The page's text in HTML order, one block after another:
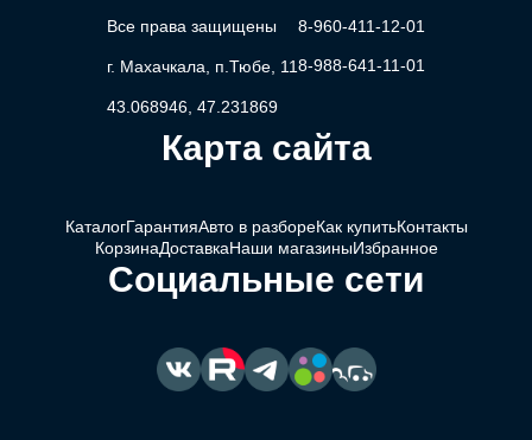
Все права защищены
г. Махачкала, п.Тюбе, 11
43.068946, 47.231869
8-960-411-12-01
8-988-641-11-01
Карта сайта
КаталогГарантияАвто в разбореКак купитьКонтакты
КорзинаДоставкаНаши магазиныИзбранное
Социальные сети